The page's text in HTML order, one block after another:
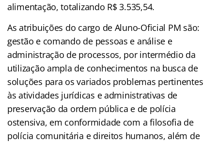
alimentação, totalizando R$ 3.535,54.
As atribuições do cargo de Aluno-Oficial PM são:
gestão e comando de pessoas e análise e
administração de processos, por intermédio da
utilização ampla de conhecimentos na busca de
soluções para os variados problemas pertinentes
às atividades jurídicas e administrativas de
preservação da ordem pública e de polícia
ostensiva, em conformidade com a filosofia de
polícia comunitária e direitos humanos, além de